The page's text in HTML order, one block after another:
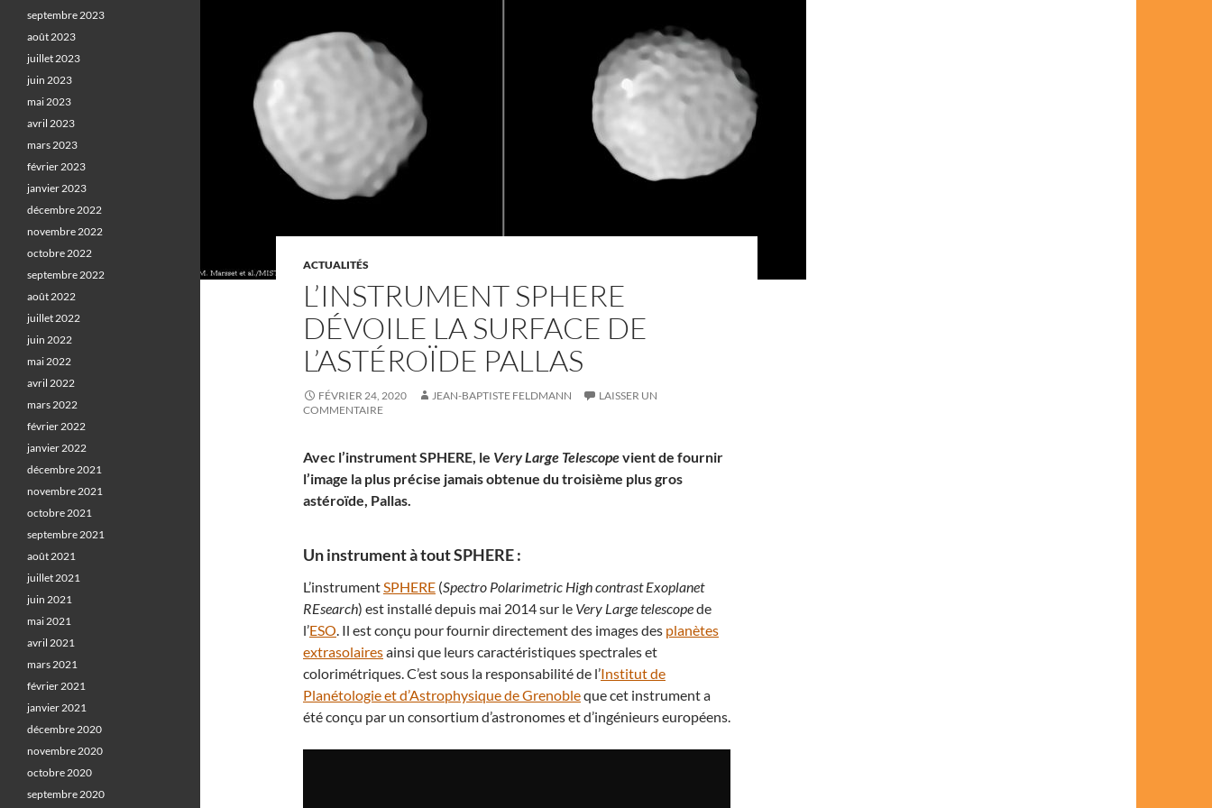
ACTUALITÉS
L’INSTRUMENT SPHERE
DÉVOILE LA SURFACE DE
L’ASTÉROÏDE PALLAS
FÉVRIER 24, 2020 JEAN-BAPTISTE FELDMANN
LAISSER UN
COMMENTAIRE
Avec l’instrument SPHERE, le Very Large Telescopevient de fournir
l’image la plus précise jamais obtenue du troisième plus gros
astéroïde, Pallas.
Un instrument à tout SPHERE :
L’instrumentSPHERE (Spectro Polarimetric High contrast Exoplanet
REsearch) est installé depuis mai 2014 sur le Very Large telescopede
l’ESO. Il est conçu pour fournir directement des images des planètes
extrasolairesainsi que leurs caractéristiques spectrales et
colorimétriques. C’est sous la responsabilité de l’Institut de
Planétologie et d’Astrophysique de Grenobleque cet instrument a
été conçu par un consortium d’astronomes et d’ingénieurs européens.
septembre 2023
août 2023
juillet 2023
juin 2023
mai 2023
avril 2023
mars 2023
février 2023
janvier 2023
décembre 2022
novembre 2022
octobre 2022
septembre 2022
août 2022
juillet 2022
juin 2022
mai 2022
avril 2022
mars 2022
février 2022
janvier 2022
décembre 2021
novembre 2021
octobre 2021
septembre 2021
août 2021
juillet 2021
juin 2021
mai 2021
avril 2021
mars 2021
février 2021
janvier 2021
décembre 2020
novembre 2020
octobre 2020
septembre 2020